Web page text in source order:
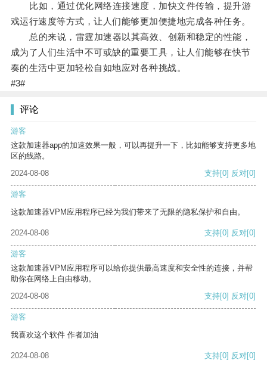
比如，通过优化网络连接速度，加快文件传输，提升游
戏运行速度等方式，让人们能够更加便捷地完成各种任务。
总的来说，雷霆加速器以其高效、创新和稳定的性能，
成为了人们生活中不可或缺的重要工具，让人们能够在快节
奏的生活中更加轻松自如地应对各种挑战。
#3#
评论
游客
这款加速器app的加速效果一般，可以再提升一下，比如能够支持更多地
区的线路。
2024-08-08
支持[0] 反对[0]
游客
这款加速器VPM应用程序已经为我们带来了无限的隐私保护和自由。
2024-08-08 支持[0] 反对[0]
游客
这款加速器VPM应用程序可以给你提供最高速度和安全性的连接，并帮
助你在网络上自由移动。
2024-08-08
支持[0] 反对[0]
游客
我喜欢这个软件 作者加油
2024-08-08 支持[0] 反对[0]